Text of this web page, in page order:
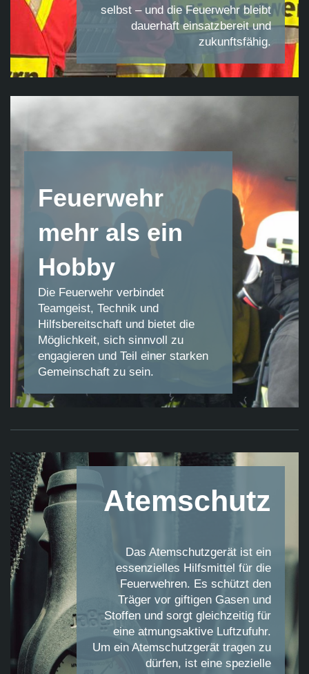
selbst – und die Feuerwehr bleibt
dauerhaft einsatzbereit und
zukunftsfähig.
Feuerwehr
mehr als ein
Hobby
Die Feuerwehr verbindet
Teamgeist, Technik und
Hilfsbereitschaft und bietet die
Möglichkeit, sich sinnvoll zu
engagieren und Teil einer starken
Gemeinschaft zu sein.
Atemschutz
Das Atemschutzgerät ist ein
essenzielles Hilfsmittel für die
Feuerwehren. Es schützt den
Träger vor giftigen Gasen und
Stoffen und sorgt gleichzeitig für
eine atmungsaktive Luftzufuhr.
Um ein Atemschutzgerät tragen zu
dürfen, ist eine spezielle